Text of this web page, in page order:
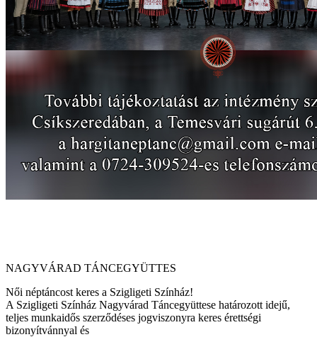
NAGYVÁRAD TÁNCEGYÜTTES
Női néptáncost keres a Szigligeti Színház!
A Szigligeti Színház Nagyvárad Táncegyüttese határozott idejű,
teljes munkaidős szerződéses jogviszonyra keres érettségi
bizonyítvánnyal és